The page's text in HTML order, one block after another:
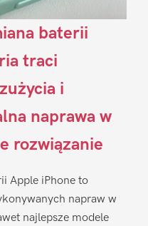
baterii
traci
i
naprawa w
rozwiązanie
Apple iPhone to
napraw w
najlepsze modele